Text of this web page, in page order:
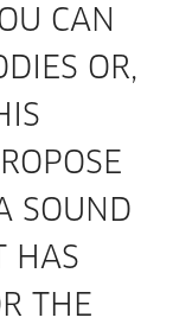
CAN
OR,
SOUND
HAS
THE